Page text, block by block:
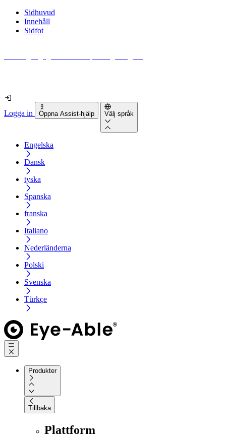
Sidhuvud
Innehåll
Sidfot
Logga in Öppna Assist-hjälp Välj språk
Engelska
Dansk
tyska
Spanska
franska
Italiano
Nederländerna
Polski
Svenska
Türkçe
Produkter
Tillbaka
Plattform